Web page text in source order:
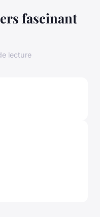
fascinant
lecture